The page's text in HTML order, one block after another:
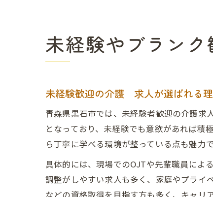
未経験やブラン
未経験歓迎の介護 求人が選ばれる
青森県黒石市では、未経験者歓迎の介護求
となっており、未経験でも意欲があれば積
ら丁寧に学べる環境が整っている点も魅力で
具体的には、現場でのOJTや先輩職員によ
調整がしやすい求人も多く、家庭やプライ
などの資格取得を目指す方も多く、キャリ